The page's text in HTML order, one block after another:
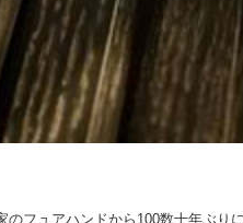
のフュアハンドから100数十年ぶり